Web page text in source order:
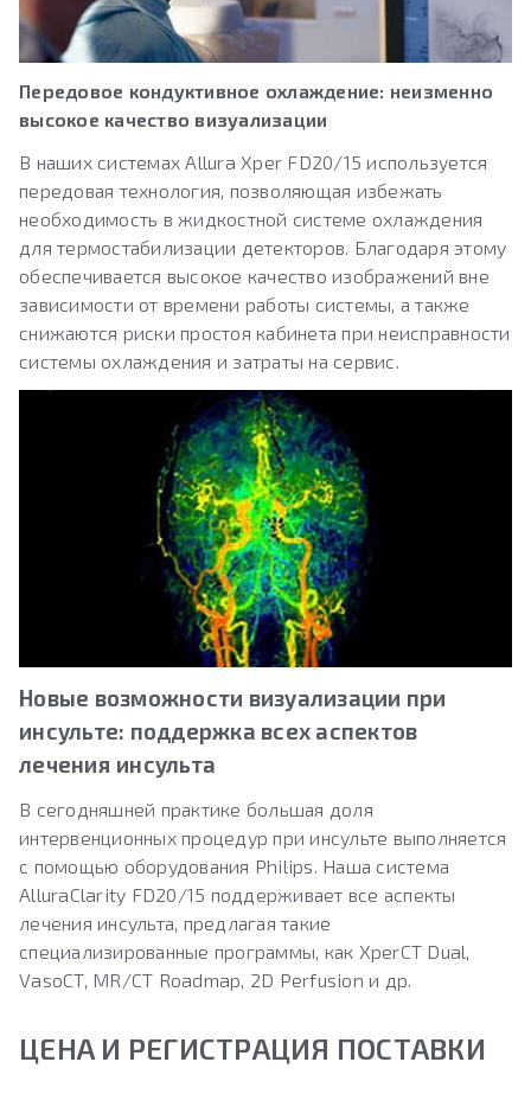
Передовое кондуктивное охлаждение: неизменно
высокое качество визуализации
В наших системах Allura Xper FD20/15 используется
передовая технология, позволяющая избежать
необходимость в жидкостной системе охлаждения
для термостабилизации детекторов. Благодаря этому
обеспечивается высокое качеcтво изображений вне
зависимости от времени работы системы, а также
снижаются риски простоя кабинета при неисправности
системы охлаждения и затраты на сервис.
Новые возможности визуализации при
инсульте: поддержка всех аспектов
лечения инсульта
В сегодняшней практике большая доля
интервенционных процедур при инсульте выполняется
с помощью оборудования Philips. Наша система
AlluraClarity FD20/15 поддерживает все аспекты
лечения инсульта, предлагая такие
специализированные программы, как XperCT Dual,
VasoCT, MR/CT Roadmap, 2D Perfusion и др.
ЦЕНА И РЕГИСТРАЦИЯ ПОСТАВКИ